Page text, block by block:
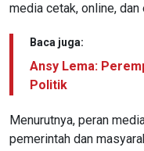
media cetak, online, dan
Baca juga:
Ansy Lema:
Politik
Menurutnya, peran
pemerintah dan